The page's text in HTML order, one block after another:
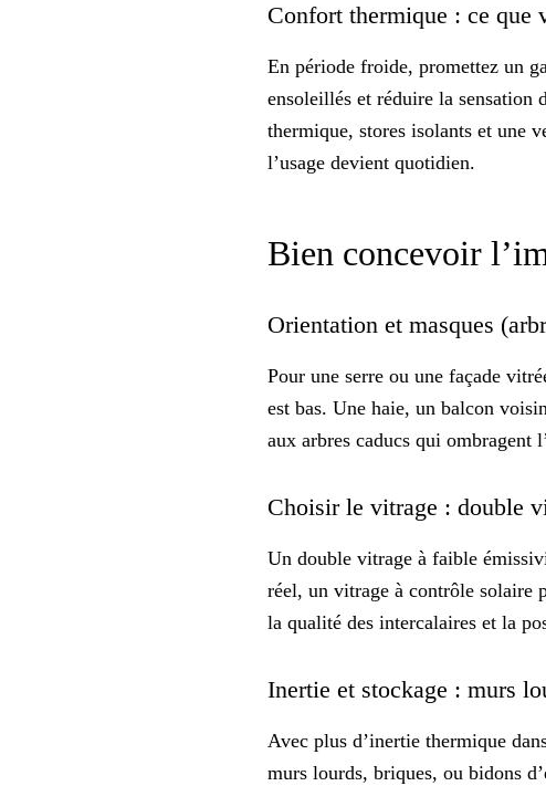
Confort thermique : ce que
En période froide, promettez un
ensoleillés et réduire la
thermique, stores isolants et une
l’usage devient quotidien.
Bien concevoir
Orientation et masques
Pour une serre ou une façade
est bas. Une haie, un balcon
aux arbres caducs qui ombragent
Choisir le vitrage : double
Un double vitrage à faible
réel, un vitrage à contrôle solaire
la qualité des intercalaires et la
Inertie et stockage : murs
Avec plus d’inertie thermique
murs lourds, briques, ou bidons